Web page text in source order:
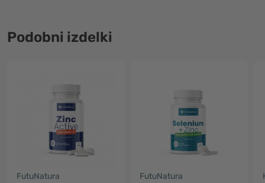
Podobni izdelki
FutuNatura FutuNatura